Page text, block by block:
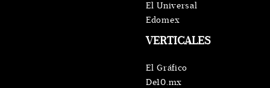
VERTICALES
El Gráfico
De10.mx
El Universal
Edomex